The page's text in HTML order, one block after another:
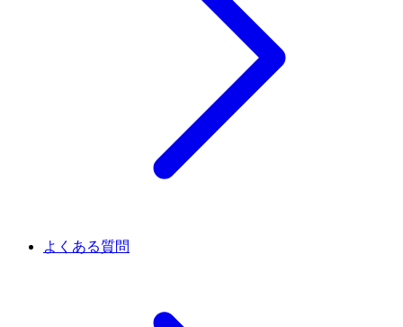
よくある質問